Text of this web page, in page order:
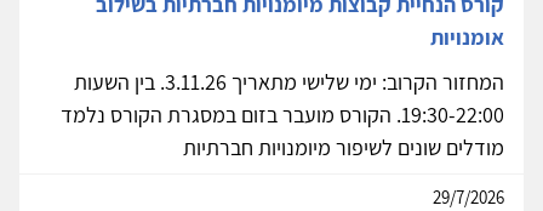
אומנויות
המחזור הקרוב: ימי שלישי מתאריך 3.11.26. בין השעות
19:30-22:00. הקורס מועבר בזום במסגרת הקורס נלמד
מודלים שונים לשיפור מיומנויות חברתיות
29/7/2026